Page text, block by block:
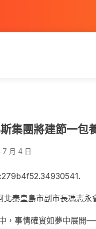
集團將建節一包
7 月 4 日
北秦皇島市副市長馮志永
，事情確實如夢中展開